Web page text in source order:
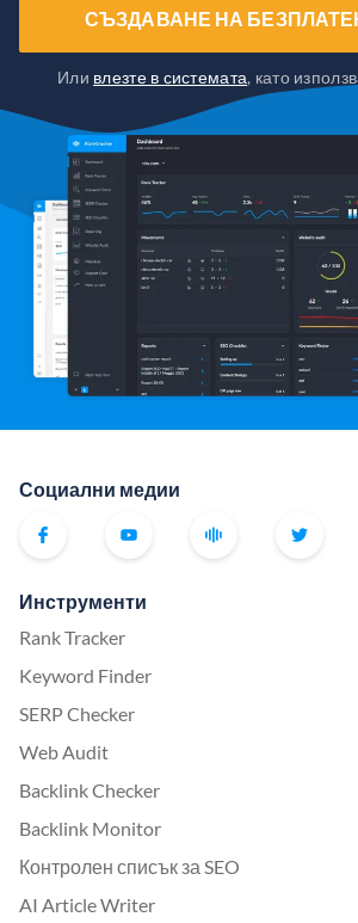
СЪЗДАВАНЕ НА
Или влезте в системата, като
Социални медии
Инструменти
Rank Tracker
Keyword Finder
SERP Checker
Web Audit
Backlink Checker
Backlink Monitor
Контролен списък за SEO
AI Article Writer